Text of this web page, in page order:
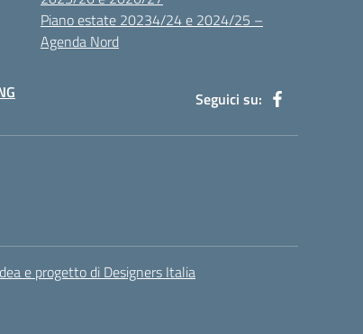
Piano estate 20234/24 e 2024/25 –
Agenda Nord
Seguici su:
e progetto di Designers Italia